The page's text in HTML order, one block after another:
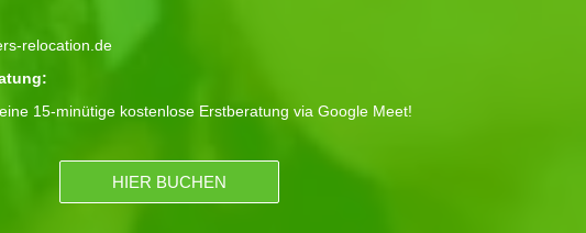
relocation.de
15-minütige kostenlose Erstberatung via Google Meet!
HIER BUCHEN